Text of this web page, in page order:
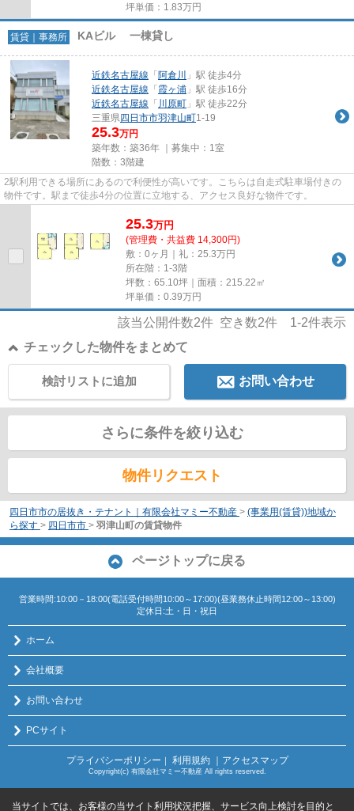
坪単価： 1.83万円
賃貸｜事務所 KAビル 一棟貸し
近鉄名古屋線 「 阿倉川
」駅 徒歩4分
近鉄名古屋線 「 霞ヶ浦 」駅 徒歩16分
近鉄名古屋線 「 川原町 」駅 徒歩22分
三重県四日市市羽津山町1-19
25.3万円
築年数：築36年 ｜募集中： 1室
階数：3階建
2駅利用できる場所にあるので利便性が高いです。こちらは自走式駐車場付きの
物件です。駅まで徒歩4分の位置に立地する、アクセス良好な物件です。
25.3万円
(管理費・共益費 14,300円)
敷：0ヶ月｜礼：25.3万円
所在階：1-3階
坪数：65.10坪｜面積：215.22㎡
坪単価： 0.39万円
該当公開件数2件 空き数2件 1-2件表示
チェックした物件をまとめて
お問い合わせ
検討リストに追加
さらに条件を絞り込む
物件リクエスト
四日市市の居抜き・テナント｜有限会社マミー不動産 > (事業用(賃貸))地域か
ら探す > 四日市市 > 羽津山町の賃貸物件
ページトップに戻る
営業時間:10:00－18:00(電話受付時間10:00～17:00)(昼業務休止時間12:00～13:00)
定休日:土・日・祝日
ホーム
会社概要
お問い合わせ
PCサイト
プライバシーポリシー ｜ 利用規約 ｜アクセスマップ
Copyright(c) 有限会社マミー不動産 All rights reserved.
当サイトでは、お客様の当サイト利用状況把握、サービス向上検討を目的と